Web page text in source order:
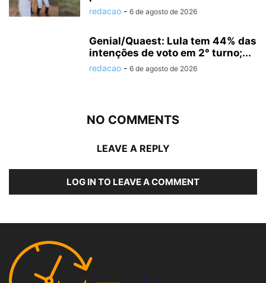
redacao - 6 de agosto de 2026
Genial/Quaest: Lula tem 44% das
intenções de voto em 2° turno;...
redacao - 6 de agosto de 2026
NO COMMENTS
LEAVE A REPLY
LOG IN TO LEAVE A COMMENT